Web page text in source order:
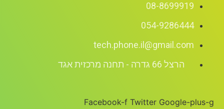
08-8699919
054-9286444
tech.phone.il@gmail.com
הרצל 66 גדרה - תחנה מרכזית אגד
Facebook-f Twitter Google-plus-g